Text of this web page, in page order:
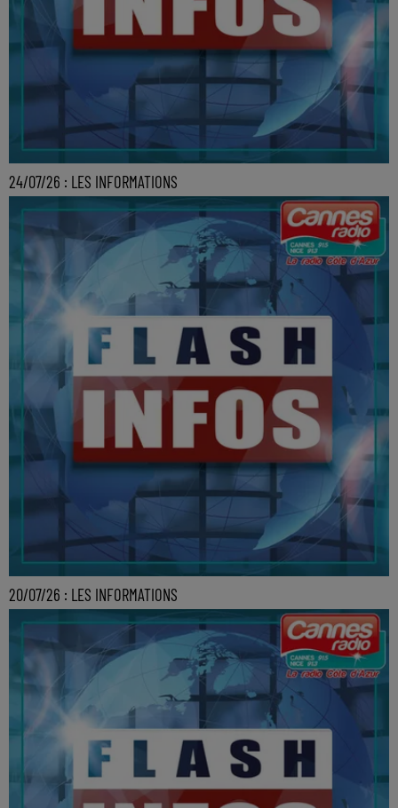
24/07/26 : LES INFORMATIONS
20/07/26 : LES INFORMATIONS